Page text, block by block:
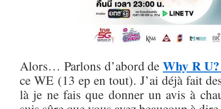
Alors… Parlons d’abord deWhy R U?
ce WE (13 ep en tout). J’ai déjà fait
là je ne fais que donner un avis à